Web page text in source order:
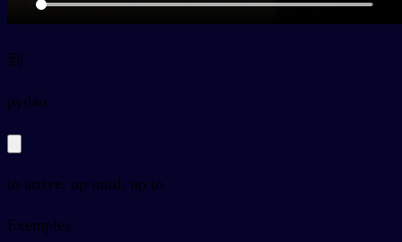
到
pydào
to arrive, up until, up to
Exemples